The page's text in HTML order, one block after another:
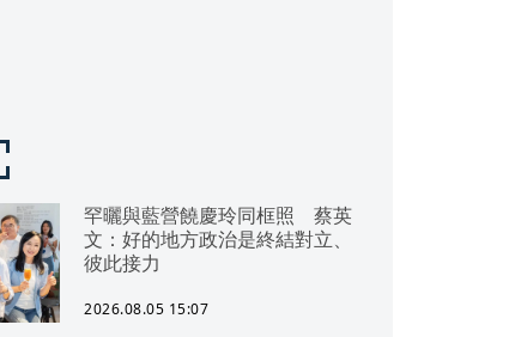
罕曬與藍營饒慶玲同框照 蔡英
文：好的地方政治是終結對立、
彼此接力
2026.08.05 15:07